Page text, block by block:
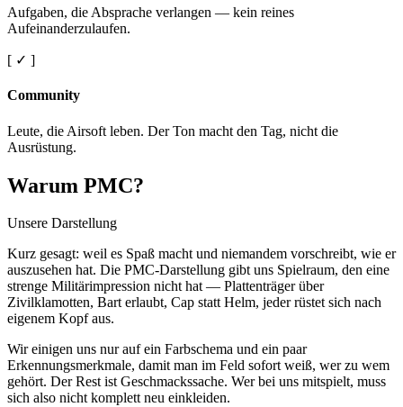
Aufgaben, die Absprache verlangen — kein reines
Aufeinanderzulaufen.
[ ✓ ]
Community
Leute, die Airsoft leben. Der Ton macht den Tag, nicht die
Ausrüstung.
Warum PMC?
Unsere Darstellung
Kurz gesagt: weil es Spaß macht und niemandem vorschreibt, wie er
auszusehen hat. Die PMC-Darstellung gibt uns Spielraum, den eine
strenge Militärimpression nicht hat — Plattenträger über
Zivilklamotten, Bart erlaubt, Cap statt Helm, jeder rüstet sich nach
eigenem Kopf aus.
Wir einigen uns nur auf ein Farbschema und ein paar
Erkennungsmerkmale, damit man im Feld sofort weiß, wer zu wem
gehört. Der Rest ist Geschmackssache. Wer bei uns mitspielt, muss
sich also nicht komplett neu einkleiden.